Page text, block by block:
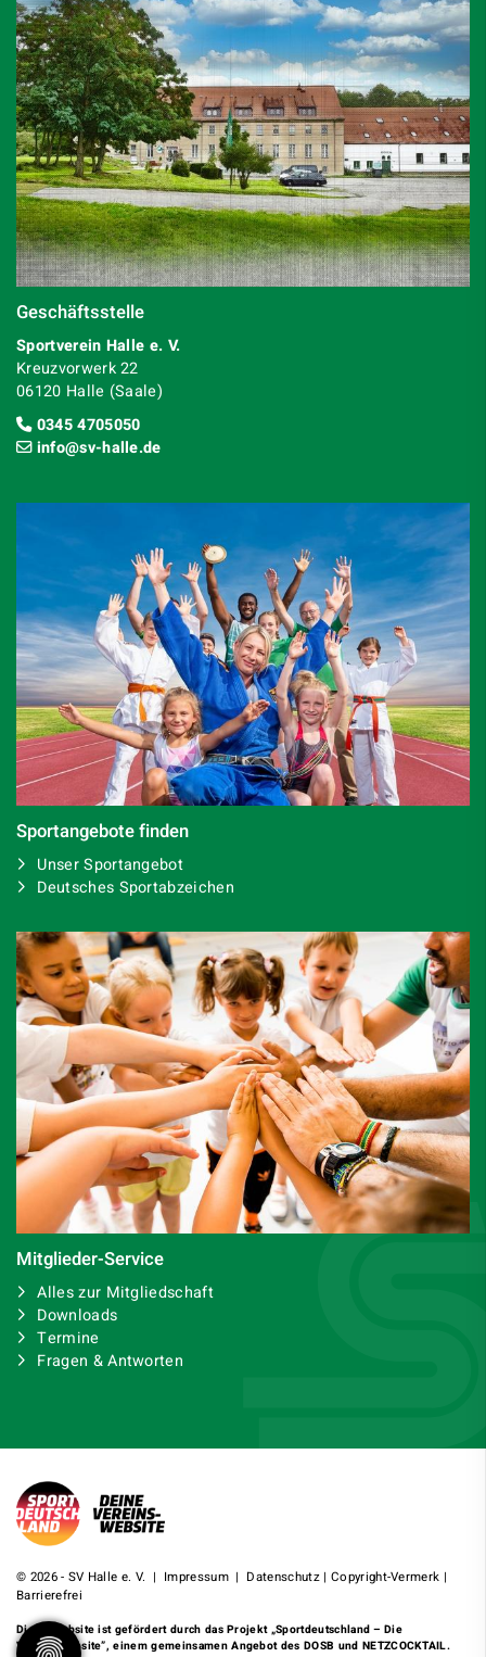
Geschäftsstelle
Sportverein Halle e. V.
Kreuzvorwerk 22
06120 Halle (Saale)
0345 4705050
info@sv-halle.de
Sportangebote finden
Unser Sportangebot
Deutsches Sportabzeichen
Mitglieder-Service
Alles zur Mitgliedschaft
Downloads
Termine
Fragen & Antworten
© 2026 - SV Halle e. V. | Impressum| Datenschutz | Copyright-Vermerk |
Barrierefrei
Diese Website ist gefördert durch das Projekt „Sportdeutschland – Die
Vereinswebsite”, einem gemeinsamen Angebot des DOSB und NETZCOCKTAIL.